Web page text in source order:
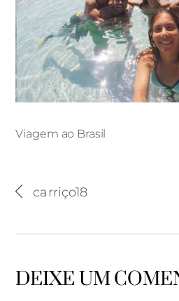
Viagem ao Brasil
carriço18
DEIXE UM